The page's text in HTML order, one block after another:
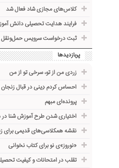
کلاس‌های مجازی شاد فعال شد
فرایند هدایت تحصیلی دانش
ثبت درخواست سرویس حمل‌ونقل
پربازدیدها
زردی من از تو، سرخی تو از من
احساس کردم دِینی در قبال زنجان
پرونده‌ای مبهم
اختیاری شدن طرح آموزش شنا
نقشه همکلاسی‌های قدیمی برای
«نوروز»ی نو برای کتاب نخوانی
تقلب در امتحانات و کیفیت